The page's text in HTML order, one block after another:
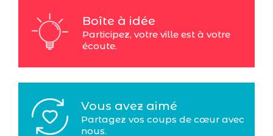
Boîte à idée
Participez, votre ville est à votre
écoute.
Vous avez aimé
Partagez vos coups de cœur avec
nous.